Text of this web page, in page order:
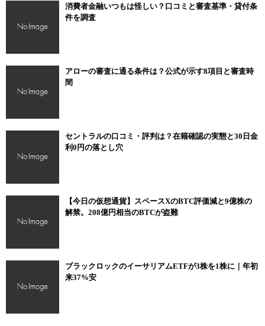
消費者金融いつもは怪しい？口コミと審査基準・貸付条
件を調査
アローの審査に通る条件は？公式が示す8項目と審査時
間
セントラルの口コミ・評判は？在籍確認の実態と30日金
利0円の落とし穴
【今日の仮想通貨】スペースXのBTC評価減と9億株の
解禁。208億円相当のBTCが盗難
ブラックロックのイーサリアムETFが3株を1株に｜年初
来37%安